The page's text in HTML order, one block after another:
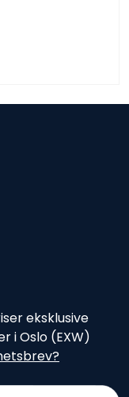
eksklusive
i Oslo (EXW)